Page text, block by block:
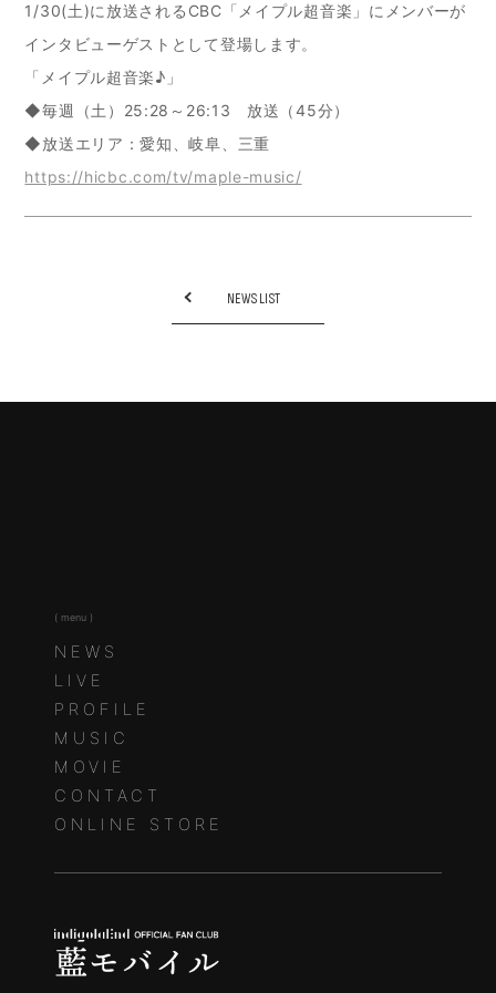
1/30(土)に放送されるCBC「メイプル超音楽」にメンバーが
インタビューゲストとして登場します。
「メイプル超音楽♪」
◆毎週（土）25:28～26:13 放送（45分）
◆放送エリア：愛知、岐阜、三重
https://hicbc.com/tv/maple-music/
NEWS LIST
( menu )
NEWS
LIVE
PROFILE
MUSIC
MOVIE
CONTACT
ONLINE STORE